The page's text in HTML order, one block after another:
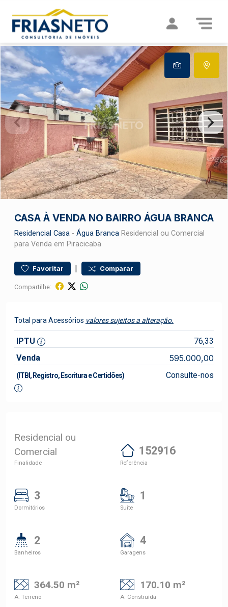
CASA À VENDA NO BAIRRO ÁGUA BRANCA
Residencial Casa - Água Branca Residencial ou Comercial
para Venda em Piracicaba
Favoritar | Comparar
Compartilhe:
Total para Acessórios valores sujeitos a alteração.
IPTU
76,33
Venda
595.000,00
(ITBI, Registro, Escritura e Certidões) Consulte-nos
Residencial ou
Comercial
Finalidade
152916
Referência
3
Dormitórios
1
Suite
2
Banheiros
4
Garagens
364.50 m²
A. Terreno
170.10 m²
A. Construída